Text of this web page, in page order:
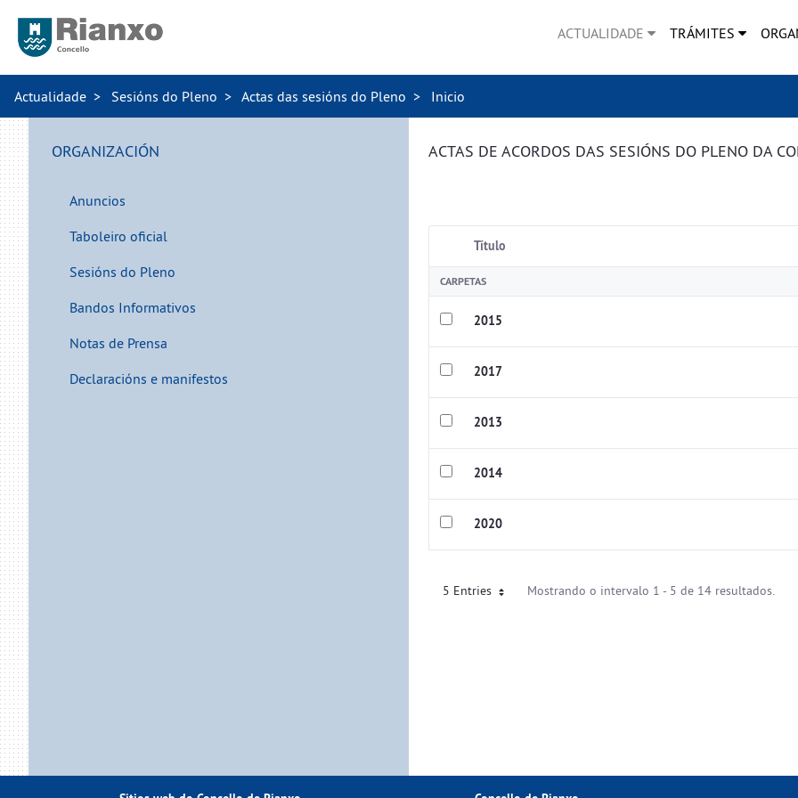
ACTUALIDADE TRÁMITES
Actualidade Sesións do Pleno Actas das sesións do Pleno Inicio
ORGANIZACIÓN
Anuncios
Taboleiro oficial
Sesións do Pleno
Bandos Informativos
Notas de Prensa
Declaracións e manifestos
ACTAS DE ACORDOS DAS SESIÓNS DO PLENO DA
Título
CARPETAS
2015
2017
2013
2014
2020
5 Entries Mostrando o intervalo 1 - 5 de 14 resultados.